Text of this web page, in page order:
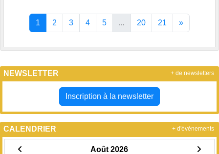
1 2 3 4 5 ... 20 21 »
NEWSLETTER
Inscription à la newsletter
+ de newsletters
CALENDRIER
Août 2026
+ d'évènements